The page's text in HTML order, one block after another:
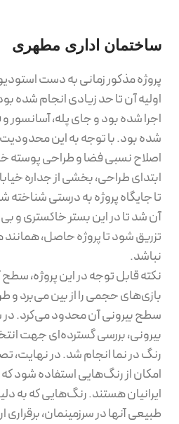
ساختمان اداری مطهری
پروژه مذکور زمانی به دست
اولیه آن تا حد زیادی انجام شده
اجرا شده بود و جای پله،
شده بود. با توجه به این
اصلاح نسبی فضا و طراحی پوسته
ابتدای طراحی، بخشی از جداره
تا جایگاه پروژه به درستی
آن شد تا در این بستر خاکستری و
تزریق شود تا پروژه حاصل،
نباشد.
نکته قابل توجه در این پروژه،
بازی‌های حجمی را از بین می‌برد و
سطح بیرونی آن محدود می‌کرد.
بیرونی، بررسی گسترده‌ای جهت
رنگ در نما انجام شد. در نهایت،
امکان از رنگ‌هایی استفاده شود
ایرانیان هستند. رنگ‌هایی که به
طبیعی آنها در سرزمینمان، برقراری